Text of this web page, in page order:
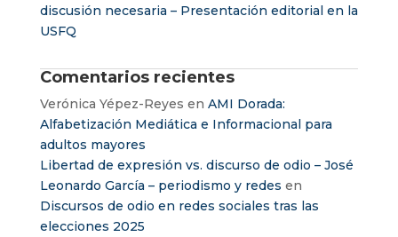
discusión necesaria – Presentación editorial en la
USFQ
Comentarios recientes
Verónica Yépez-Reyes en AMI Dorada:
Alfabetización Mediática e Informacional para
adultos mayores
Libertad de expresión vs. discurso de odio – José
Leonardo García – periodismo y redes en
Discursos de odio en redes sociales tras las
elecciones 2025